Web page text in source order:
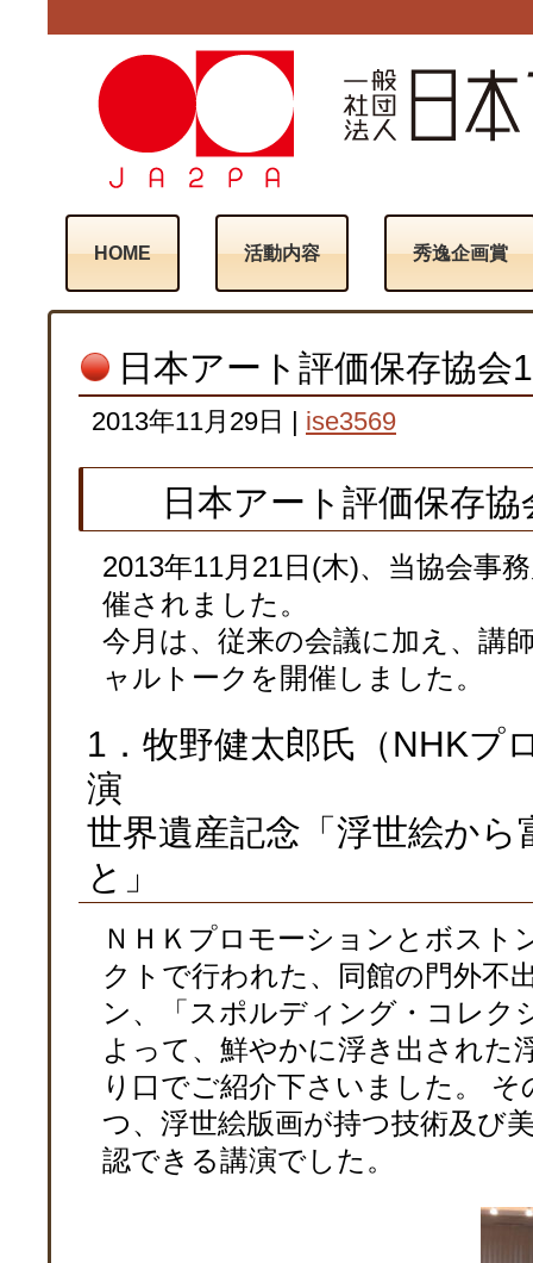
HOME 活動内容 秀逸企画賞
日本アート評価保存協会
2013年11月29日 | ise3569
日本アート評価保存
2013年11月21日(木)、当協会事
催されました。
今月は、従来の会議に加え、講
ャルトークを開催しました。
1．牧野健太郎氏（NHKプ
演
世界遺産記念「浮世絵か
と」
ＮＨＫプロモーションとボスト
クトで行われた、同館の門外不
ン、「スポルディング・コレク
よって、鮮やかに浮き出された
り口でご紹介下さいました。
つ、浮世絵版画が持つ技術及び
認できる講演でした。